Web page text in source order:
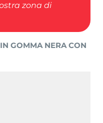
zona di
GOMMA NERA CON